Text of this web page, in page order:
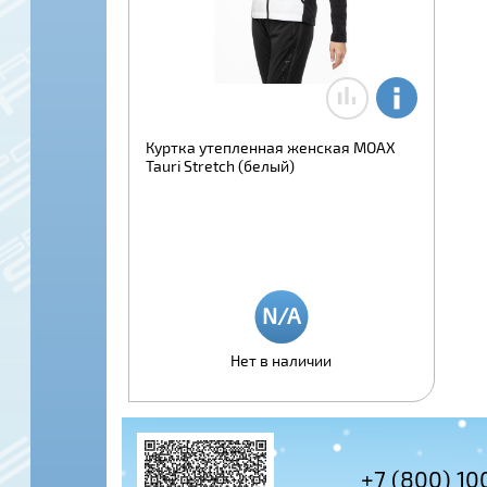
Куртка утепленная женская MOAX
Tauri Stretch (белый)
Нет в наличии
+7 (495)